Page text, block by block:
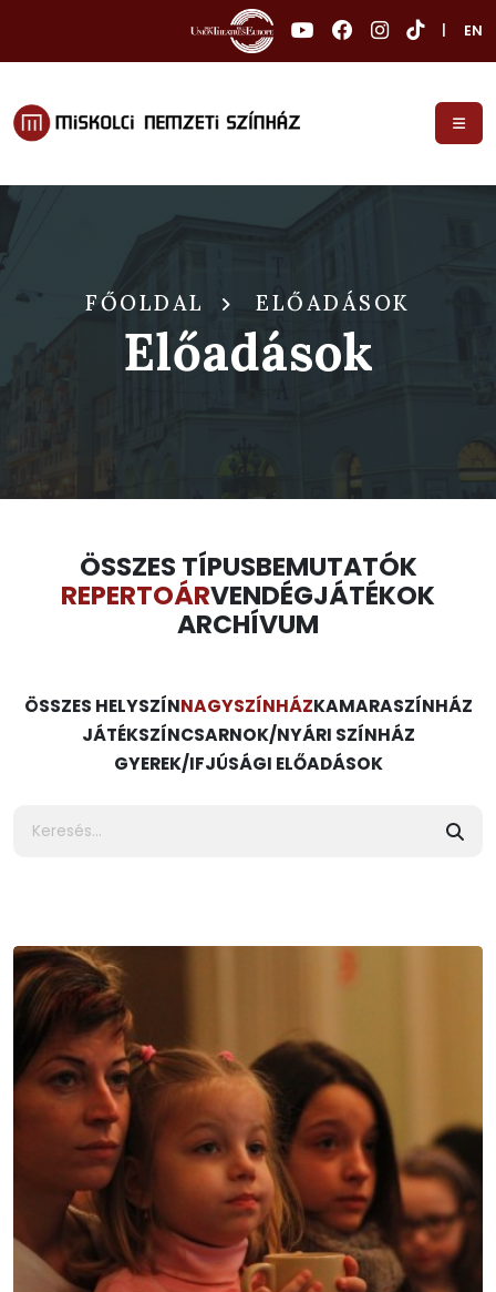
EN
FŐOLDAL ELŐADÁSOK
Előadások
ÖSSZES TÍPUSBEMUTATÓK
REPERTOÁRVENDÉGJÁTÉKOK
ARCHÍVUM
ÖSSZES HELYSZÍNNAGYSZÍNHÁZKAMARASZÍNHÁZ
JÁTÉKSZÍNCSARNOK/NYÁRI SZÍNHÁZ
GYEREK/IFJÚSÁGI ELŐADÁSOK